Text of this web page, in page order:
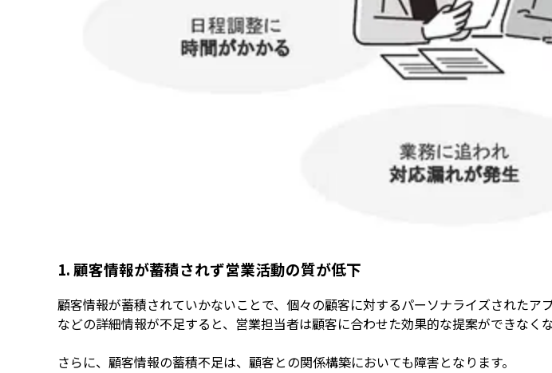
1. 顧客情報が蓄積されず営業活動の質が低下
顧客情報が蓄積されていかないことで、個々の顧客に対するパーソナライズされた
などの詳細情報が不足すると、営業担当者は顧客に合わせた効果的な提案ができなくな
さらに、顧客情報の蓄積不足は、顧客との関係構築においても障害となります。